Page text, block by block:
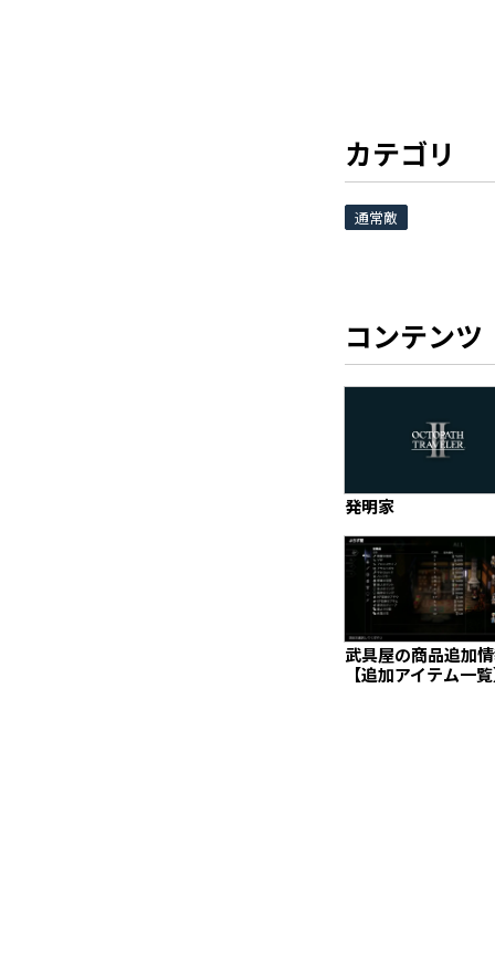
カテゴリ
通常敵
コンテンツ
発明家
武具屋の商品追加
【追加アイテム一